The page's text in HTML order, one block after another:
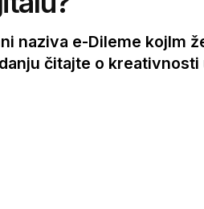
naziva e-Dileme kojIm
čitajte o kreativnosti